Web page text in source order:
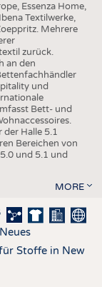
Essenza Home,
Textilwerke,
Mehrere
zurück.
an den
und
Bett- und
der Halle 5.1
Bereichen von
und 5.1 und
MORE
Stoffe in New